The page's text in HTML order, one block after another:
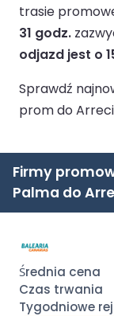
trasie
31 godz.
odjazd jest o
Sprawdź
prom do
Firmy
Palma do